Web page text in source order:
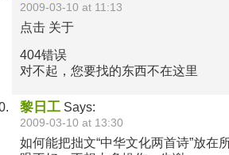
2009-03-10 at 11:13
点击 关于
404错误
对不起，您要找的东西不在这里
黎日工 Says:
2009-03-10 at 13:30
如何能把拙文“中华文化两首诗”放在